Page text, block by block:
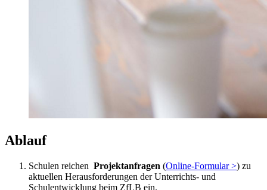
Ablauf
Schulen reichen Projektanfragen (Online-Formular >) zu
aktuellen Herausforderungen der Unterrichts- und
Schulentwicklung beim ZfLB ein.